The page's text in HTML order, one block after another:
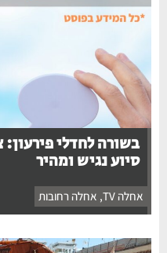
בשורה לחדלי פירעון:
סיוע נגיש ומהיר
אחלה TV ,אחלה רחובות